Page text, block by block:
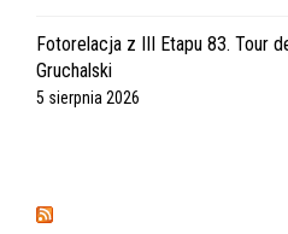
Fotorelacja z III Etapu 83. Tour
Gruchalski
5 sierpnia 2026